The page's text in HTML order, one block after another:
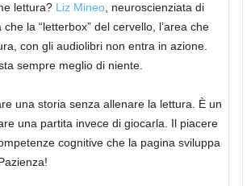
lettura? Liz Mineo , neuroscienziata di
la “letterbox” del cervello, l’area che
con gli audiolibri non entra in azione.
sempre meglio di niente.
una storia senza allenare la lettura. È un
una partita invece di giocarla. Il piacere
cognitive che la pagina sviluppa